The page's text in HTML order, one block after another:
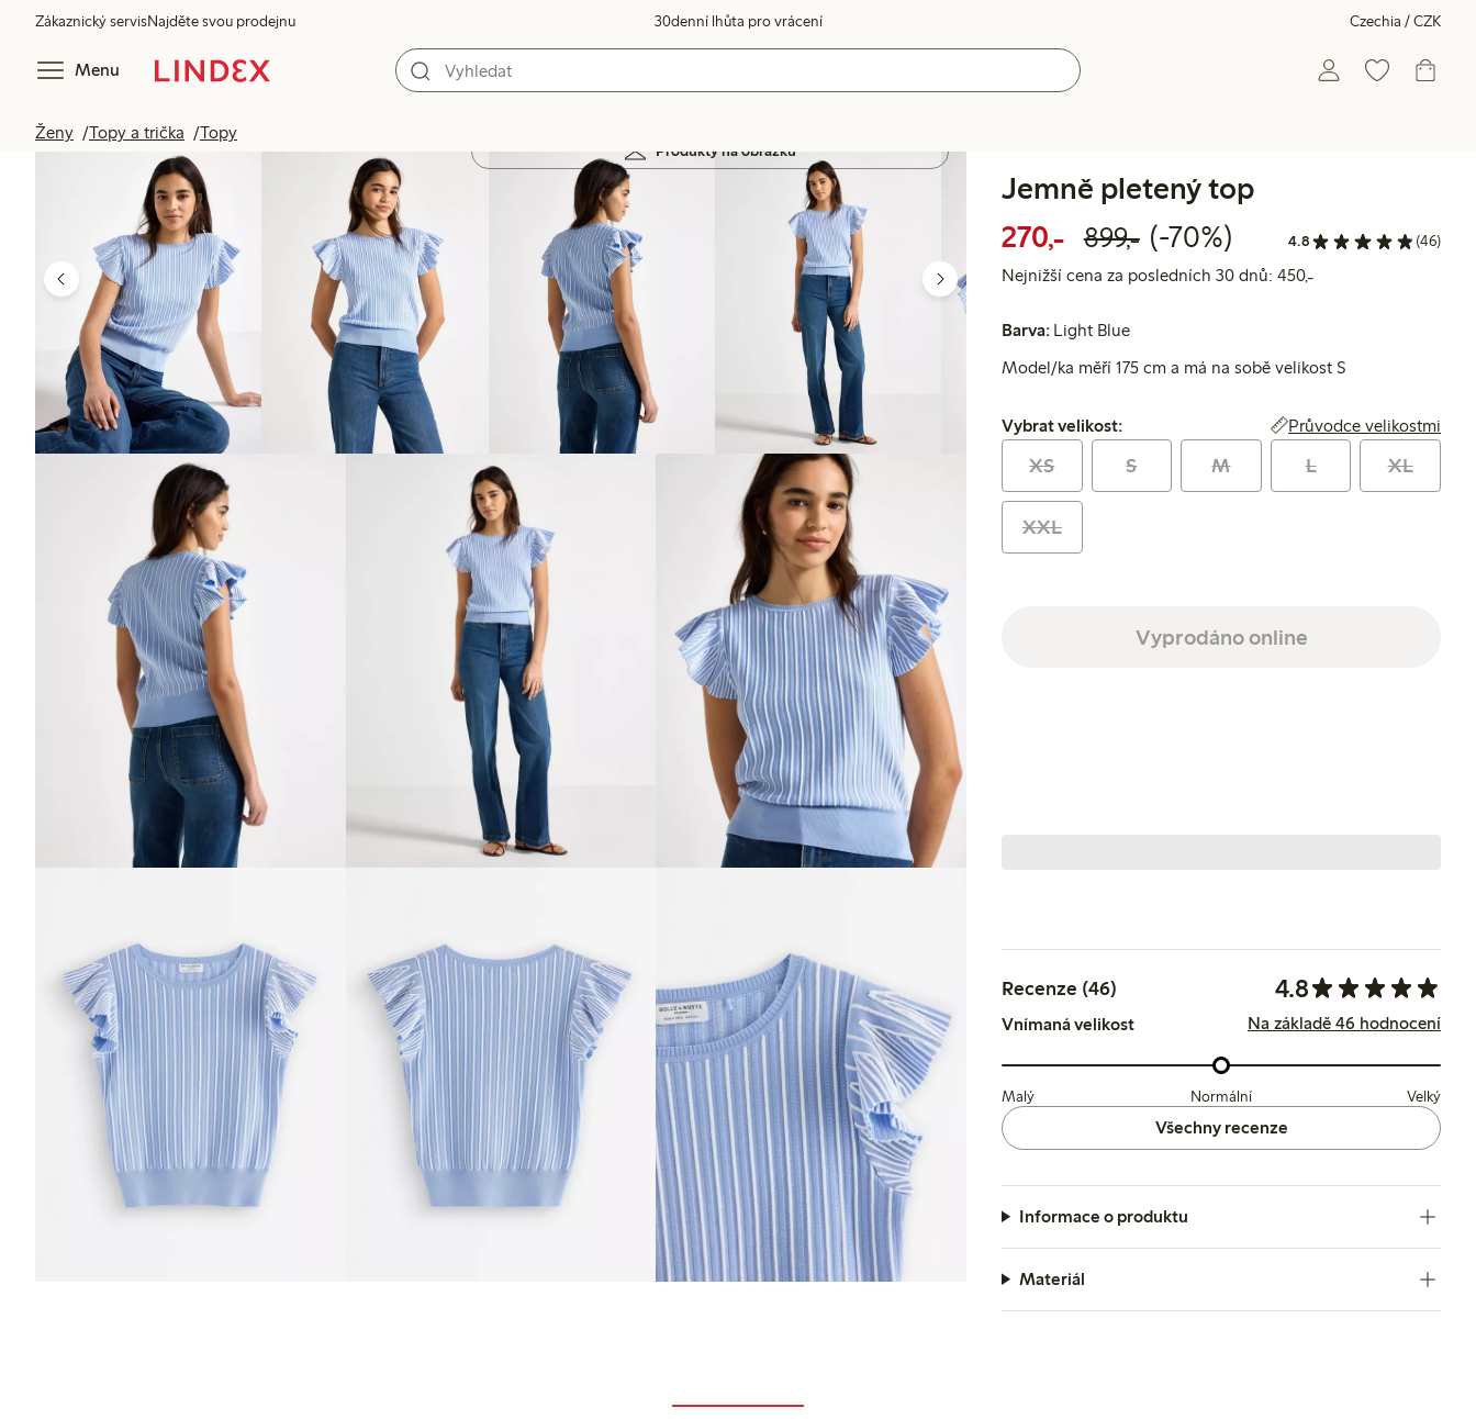
Zákaznický servisNajděte svou prodejnu 30denní lhůta pro vrácení Czechia / CZK
Menu
Ženy Topy a trička Topy
Produkty na obrázku
Jemně pletený top
270,- Snížená cena: 270,00 Kč
899,-Běžná cena: 899,00 Kč
70% sleva
(-70%) 4.8 (46)
Nejnižší cena za posledních 30 dnů: 450,-Nejnižší cena za
Barva: Light Blue
Model/ka měří 175 cm a má na sobě velikost S
Vybrat velikost:
Vybrat velikost: Průvodce velikostmi
XS S M L XL
XXL
Vyprodáno online
Recenze (46) 4.8
Vnímaná velikost Na základě 46 hodnocení
Malý Normální Velký
Všechny recenze
Informace o produktu
Materiál